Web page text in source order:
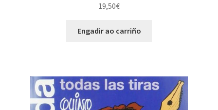
19,50€
Engadir ao carriño